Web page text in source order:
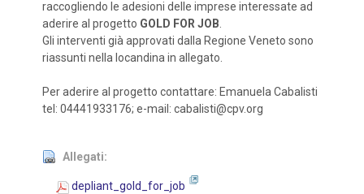
raccogliendo le adesioni delle imprese interessate ad
aderire al progetto GOLD FOR JOB.
Gli interventi già approvati dalla Regione Veneto sono
riassunti nella locandina in allegato.
Per aderire al progetto contattare: Emanuela Cabalisti
tel: 04441933176; e-mail: cabalisti@cpv.org
Allegati:
depliant_gold_for_job